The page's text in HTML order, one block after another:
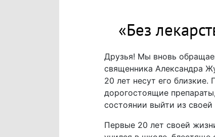
«Без
Друзья! Мы вновь
священника Александра
20 лет несут его
дорогостоящие
состоянии выйти из
Первые 20 лет своей